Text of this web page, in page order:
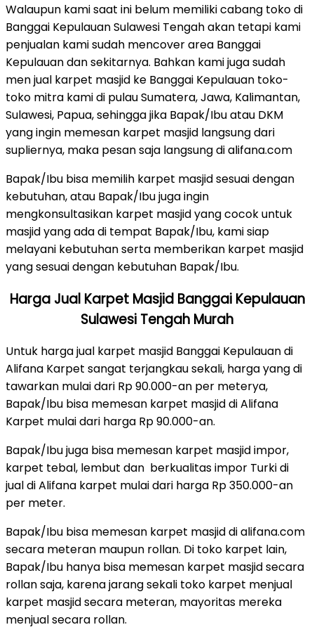
Walaupun kami saat ini belum memiliki cabang toko di
Banggai Kepulauan Sulawesi Tengah akan tetapi kami
penjualan kami sudah mencover area Banggai
Kepulauan dan sekitarnya. Bahkan kami juga sudah
men jual karpet masjid ke Banggai Kepulauan toko-
toko mitra kami di pulau Sumatera, Jawa, Kalimantan,
Sulawesi, Papua, sehingga jika Bapak/Ibu atau DKM
yang ingin memesan karpet masjid langsung dari
supliernya, maka pesan saja langsung di alifana.com
Bapak/Ibu bisa memilih karpet masjid sesuai dengan
kebutuhan, atau Bapak/Ibu juga ingin
mengkonsultasikan karpet masjid yang cocok untuk
masjid yang ada di tempat Bapak/Ibu, kami siap
melayani kebutuhan serta memberikan karpet masjid
yang sesuai dengan kebutuhan Bapak/Ibu.
Harga Jual Karpet Masjid Banggai Kepulauan
Sulawesi Tengah Murah
Untuk harga jual karpet masjid Banggai Kepulauan di
Alifana Karpet sangat terjangkau sekali, harga yang di
tawarkan mulai dari Rp 90.000-an per meterya,
Bapak/Ibu bisa memesan karpet masjid di Alifana
Karpet mulai dari harga Rp 90.000-an.
Bapak/Ibu juga bisa memesan karpet masjid impor,
karpet tebal, lembut dan berkualitas impor Turki di
jual di Alifana karpet mulai dari harga Rp 350.000-an
per meter.
Bapak/Ibu bisa memesan karpet masjid di alifana.com
secara meteran maupun rollan. Di toko karpet lain,
Bapak/Ibu hanya bisa memesan karpet masjid secara
rollan saja, karena jarang sekali toko karpet menjual
karpet masjid secara meteran, mayoritas mereka
menjual secara rollan.